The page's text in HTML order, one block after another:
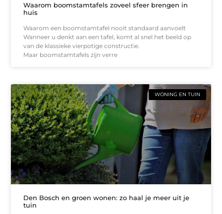
Waarom boomstamtafels zoveel sfeer brengen in
huis
Waarom een boomstamtafel nooit standaard aanvoelt
Wanneer u denkt aan een tafel, komt al snel het beeld op
van de klassieke vierpotige constructie.
Maar boomstamtafels zijn verre
WONING EN TUIN
Den Bosch en groen wonen: zo haal je meer uit je
tuin